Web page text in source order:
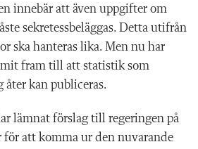
innebär att även uppgifter om
sekretessbeläggas. Detta utifrån
ska hanteras lika. Men nu har
fram till att statistik som
kan publiceras.
lämnat förslag till regeringen på
att komma ur den nuvarande